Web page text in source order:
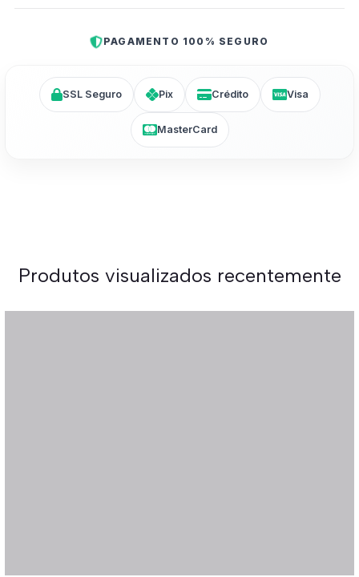
PAGAMENTO 100% SEGURO
SSL Seguro Pix Crédito Visa
MasterCard
Produtos visualizados recentemente